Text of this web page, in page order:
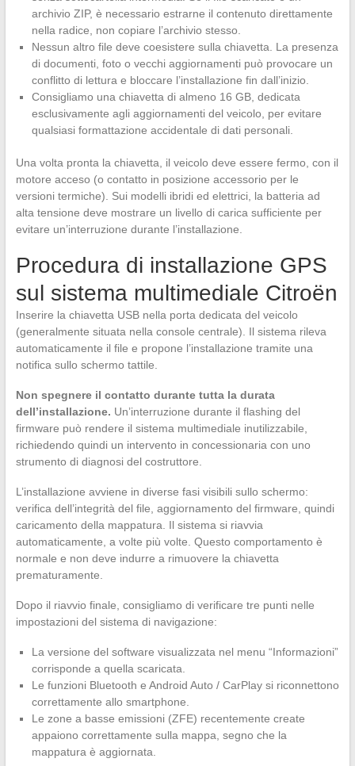
archivio ZIP, è necessario estrarne il contenuto direttamente
nella radice, non copiare l’archivio stesso.
Nessun altro file deve coesistere sulla chiavetta. La presenza
di documenti, foto o vecchi aggiornamenti può provocare un
conflitto di lettura e bloccare l’installazione fin dall’inizio.
Consigliamo una chiavetta di almeno 16 GB, dedicata
esclusivamente agli aggiornamenti del veicolo, per evitare
qualsiasi formattazione accidentale di dati personali.
Una volta pronta la chiavetta, il veicolo deve essere fermo, con il
motore acceso (o contatto in posizione accessorio per le
versioni termiche). Sui modelli ibridi ed elettrici, la batteria ad
alta tensione deve mostrare un livello di carica sufficiente per
evitare un’interruzione durante l’installazione.
Procedura di installazione GPS
sul sistema multimediale Citroën
Inserire la chiavetta USB nella porta dedicata del veicolo
(generalmente situata nella console centrale). Il sistema rileva
automaticamente il file e propone l’installazione tramite una
notifica sullo schermo tattile.
Non spegnere il contatto durante tutta la durata
dell’installazione. Un’interruzione durante il flashing del
firmware può rendere il sistema multimediale inutilizzabile,
richiedendo quindi un intervento in concessionaria con uno
strumento di diagnosi del costruttore.
L’installazione avviene in diverse fasi visibili sullo schermo:
verifica dell’integrità del file, aggiornamento del firmware, quindi
caricamento della mappatura. Il sistema si riavvia
automaticamente, a volte più volte. Questo comportamento è
normale e non deve indurre a rimuovere la chiavetta
prematuramente.
Dopo il riavvio finale, consigliamo di verificare tre punti nelle
impostazioni del sistema di navigazione:
La versione del software visualizzata nel menu “Informazioni”
corrisponde a quella scaricata.
Le funzioni Bluetooth e Android Auto / CarPlay si riconnettono
correttamente allo smartphone.
Le zone a basse emissioni (ZFE) recentemente create
appaiono correttamente sulla mappa, segno che la
mappatura è aggiornata.